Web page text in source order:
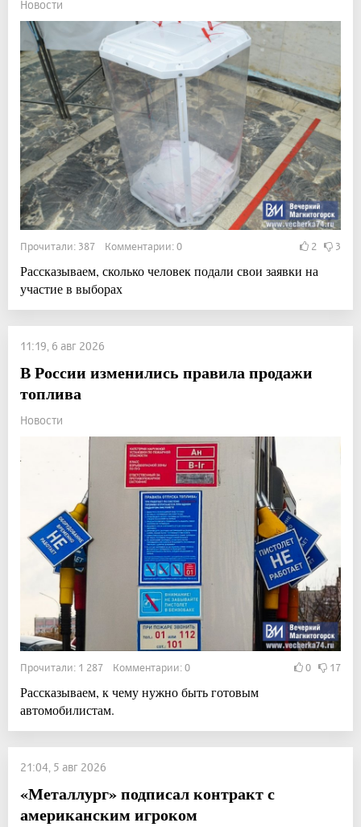
Новости
Прочитали: 387 Комментарии: 0 2 3
Рассказываем, сколько человек подали свои заявки на
участие в выборах
11:19, 6 авг 2026
В России изменились правила продажи
топлива
Новости
Прочитали: 1 287 Комментарии: 0 0 17
Рассказываем, к чему нужно быть готовым
автомобилистам.
21:04, 5 авг 2026
«Металлург» подписал контракт с
американским игроком